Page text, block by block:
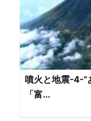
噴火と地震-4-”
「富...